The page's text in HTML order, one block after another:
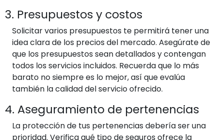
3. Presupuestos y costos
Solicitar varios presupuestos te permitirá tener una
idea clara de los precios del mercado. Asegúrate de
que los presupuestos sean detallados y contengan
todos los servicios incluidos. Recuerda que lo más
barato no siempre es lo mejor, así que evalúa
también la calidad del servicio ofrecido.
4. Aseguramiento de pertenencias
La protección de tus pertenencias debería ser una
prioridad. Verifica qué tipo de seguros ofrece la